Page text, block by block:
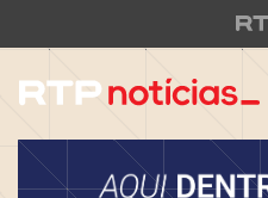
Diário de